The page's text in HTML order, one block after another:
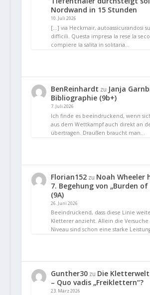
Nordwand in 15 Stunden
10. Juli 2026
[…] via Heckmair, autoassicurandosi
difficili. Questa impresa la rese la
compiere la salita in solitaria…
BenReinhardt zu Janja
Bibliographie (9b+)
7. Juli 2026
Ich finde es beeindruckend, wenn
aus dem Wettkampf auch direkt an
übertragen. Draußen braucht man…
Florian152zu Noah Wheeler
7. Begehung von „Burden of
(9A)
26. Juni 2026
Beeindruckend, dass diese Linie
Kletterer anzieht. Allein die Versuche
Niveau sind schon eine starke
Gunther30zu Die
– Quo vadis „Freiklettern“?
23. März 2026